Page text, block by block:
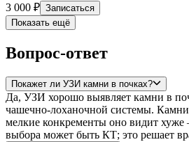
3 000 ₽ Записаться
Показать ещё
Вопрос-ответ
Покажет ли УЗИ камни в почках?
Да, УЗИ хорошо выявляет камни в
чашечно-лоханочной системы.
мелкие конкременты оно видит хуже
выбора может быть КТ; это решает